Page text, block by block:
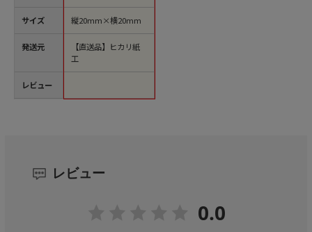
サイズ
発送元
レビュー
縦20mm×横20mm
【直送品】ヒカリ紙
工
レビュー
0.0